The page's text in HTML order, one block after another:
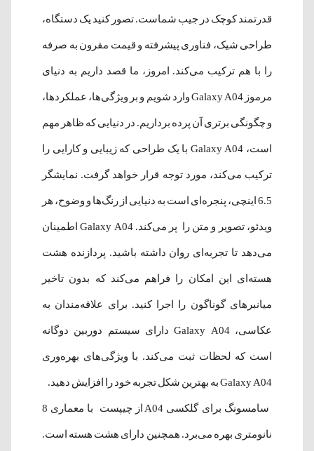
قدرتمند کوچک در جیب شماست. تصور کنید یک دستگاه،
طراحی شیک، فناوری پیشرفته و قیمت مقرون به صرفه
را با هم ترکیب می‌کند. امروز، ما قصد داریم به دنیای
مرموز Galaxy A04 وارد شویم و بر ویژگی‌ها، عملکردها،
و چگونگی برتری آن پرده برداریم. در دنیایی که ظاهر مهم
است، Galaxy A04 با یک طراحی که زیبایی و کارایی را
ترکیب می‌کند، مورد توجه قرار خواهد گرفت. نمایشگر
6.5 اینچی، پنجره‌ای است به دنیایی از رنگ‌ها و وضوح، هر
ویدئو، تصویر و متن را پر می‌کند. Galaxy A04 اطمینان
می‌دهد تا تجربه‌ای روان داشته باشید. پردازنده هشت
هسته‌ای این امکان را فراهم می‌کند که بدون تاخیر
میانبرهای گوناگون را اجرا کنید. برای علاقه‌مندان به
عکاسی، Galaxy A04 دارای سیستم دوربین دوگانه
است که لحظات ثبت می‌کند. با ویژگی‌های بهره‌وری
Galaxy A04 به بهترین شکل تجربه خود را افزایش دهید.
سامسونگ برای گلکسی A04 از چیپست با معماری 8
نانومتری بهره می‌برد. همچنین دارای هشت هسته است.